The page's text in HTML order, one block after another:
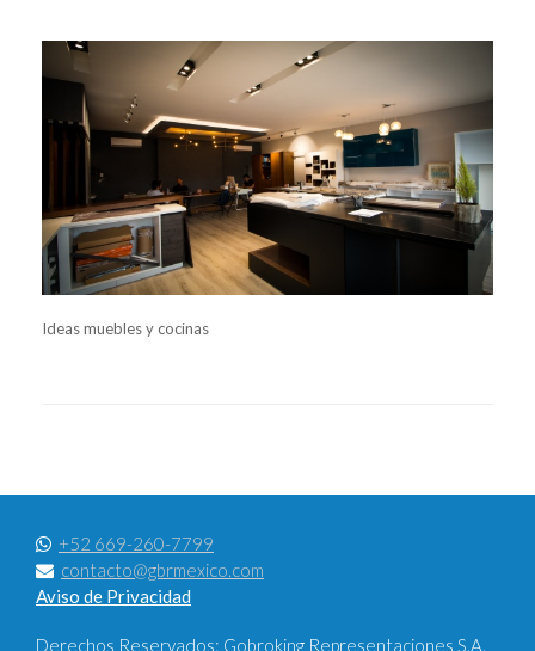
Ideas muebles y cocinas
+52 669-260-7799
contacto@gbrmexico.com
Aviso de Privacidad
Derechos Reservados: Gobroking Representaciones S.A.